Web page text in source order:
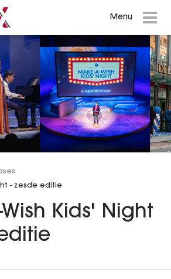
Menu
- zesde editie
Kids' Night
Menu
in Amsterdam
en Theatervoorstellingen
Cases
Gooische Vrouwen
A-Wish Gala with a touch of
A-Wish Kids' Night - zesde editie